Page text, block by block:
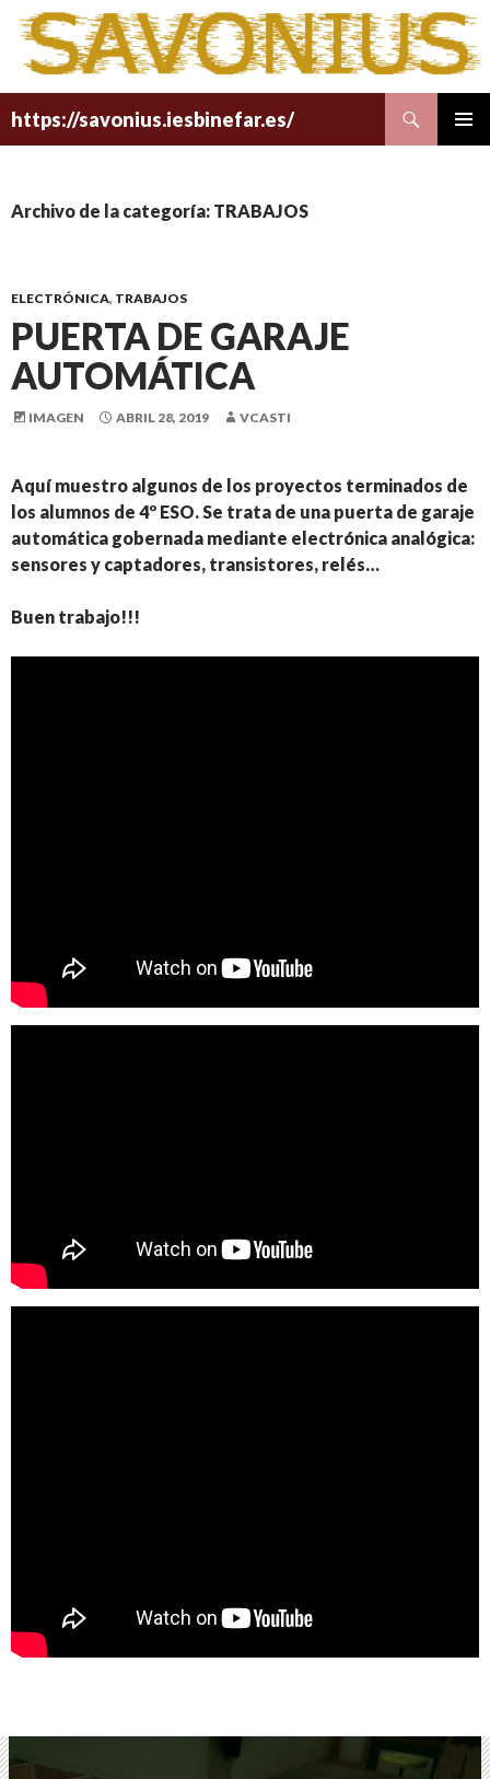
https://savonius.iesbinefar.es/
SALTAR
CONTENIDO
Archivo de la categoría: TRABAJOS
ELECTRÓNICA, TRABAJOS
PUERTA DE GARAJE
AUTOMÁTICA
IMAGEN ABRIL 28, 2019 VCASTI
Aquí muestro algunos de los proyectos terminados de
los alumnos de 4º ESO. Se trata de una puerta de garaje
automática gobernada mediante electrónica analógica:
sensores y captadores, transistores, relés…
Buen trabajo!!!